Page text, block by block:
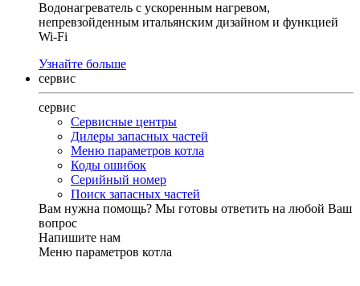
Водонагреватель с ускоренным нагревом,
непревзойденным итальянским дизайном и функцией
Wi-Fi
Узнайте больше
сервис
сервис
Сервисные центры
Дилеры запасных частей
Меню параметров котла
Коды ошибок
Серийный номер
Поиск запасных частей
Вам нужна помощь? Мы готовы ответить на любой Ваш
вопрос
Напишите нам
Меню параметров котла